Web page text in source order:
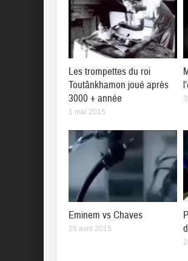
Les trompettes du roi
Toutânkhamon joué après
3000 + année
1 mai 2015
Eminem vs Chaves
25 avril 2015